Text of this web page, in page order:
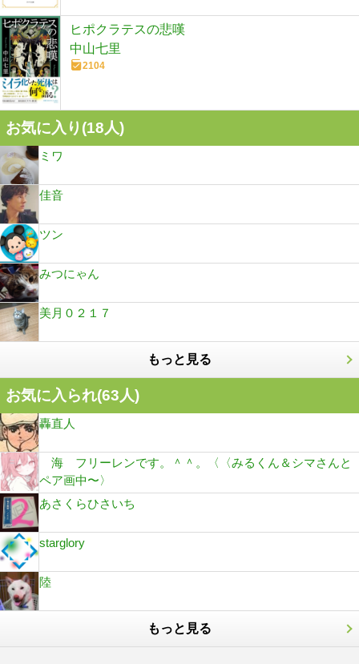
ヒポクラテスの悲嘆
中山七里
2104
お気に入り(18人)
ミワ
佳音
ツン
みつにゃん
美月０２１７
もっと見る
お気に入られ(63人)
轟直人
海 フリーレンです。＾＾。〈〈みるくん＆シマさんと
ペア画中〜〉
あさくらひさいち
starglory
陸
もっと見る